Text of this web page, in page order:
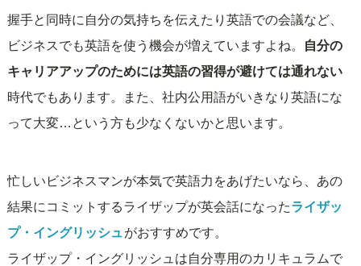
握手と同時に自分の気持ちを伝えたり英語での会議など、
ビジネスでも英語を使う機会が増えていますよね。
自分の
キャリアアップのためには英語の習得が避けては通れない
時代でもあります。また、社内公用語がいきなり英語にな
って大変…という方も少なくないかと思います。
忙しいビジネスマンが本気で英語力をあげたいなら、あの
結果にコミットするライザップが英会話になったライザッ
プ・イングリッシュがおすすめです。
ライザップ・イングリッシュは自分専用のカリキュラムで